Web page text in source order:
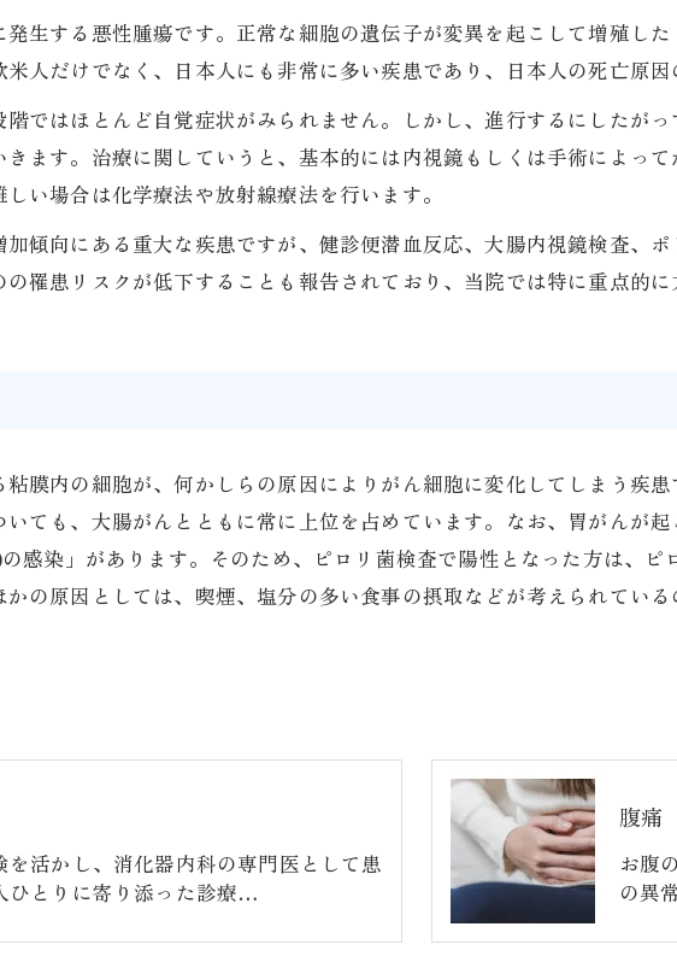
生する悪性腫瘍です。正常な細胞の遺伝子が変異を起こして増殖し
人だけでなく、日本人にも非常に多い疾患であり、日本人の死亡原因
ではほとんど自覚症状がみられません。しかし、進行するにしたが
ます。治療に関していうと、基本的には内視鏡もしくは手術によっ
い場合は化学療法や放射線療法を行います。
傾向にある重大な疾患ですが、健診便潜血反応、大腸内視鏡検査、
罹患リスクが低下することも報告されており、当院では特に重点的に
膜内の細胞が、何かしらの原因によりがん細胞に変化してしまう疾
ても、大腸がんとともに常に上位を占めています。なお、胃がんが
感染」があります。そのため、ピロリ菌検査で陽性となった方は、
の原因としては、喫煙、塩分の多い食事の摂取などが考えられてい
を活かし、消化器内科の専門医として患
ひとりに寄り添った診療…
腹痛
お腹
の異